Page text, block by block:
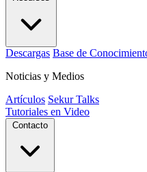
Descargas Base de
Noticias y Medios
Artículos Sekur Talks
Tutoriales en Video
Contacto